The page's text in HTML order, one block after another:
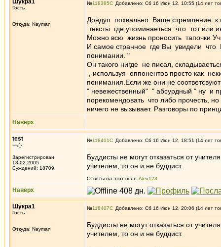
Шукра1
Гость
Откуда: Nayman
№118385 Добавлено: Сб 16 Июн 12, 10:55 (14 лет
Дондуп похвально Ваше стремление
тексты где упоминаеться что тот
Можно всю жизнь проносить тапочки
И самое странное где Вы увидели что
понимании. "
Он такого нигде не писал,
, используя оппонентов просто как
понимания.Если же они не
" невежественный" " абсурдный " ну и
порекомендовать что либо прочесть,
ничего не вызывает. Разговоры по
Наверх
test
一心
Зарегистрирован:
18.02.2005
Суждений: 18709
№118401 Добавлено: Сб 16 Июн 12, 18:51 (14 лет
Буддисты не могут отказаться от
учителем, то он и не буддист.
Ответы на этот пост: Alex123
Наверх
Шукра1
Гость
Откуда: Nayman
№118407 Добавлено: Сб 16 Июн 12, 20:06 (14 лет
Буддисты не могут отказаться от
учителем, то он и не буддист.